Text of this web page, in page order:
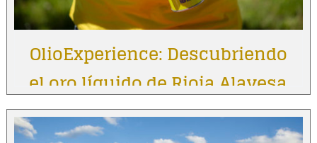
OlioExperience: Descubriendo
el oro líquido de Rioja Alavesa